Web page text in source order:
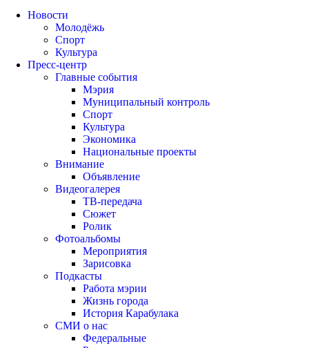
Новости
Молодёжь
Спорт
Культура
Пресс-центр
Главные события
Мэрия
Муниципальный контроль
Спорт
Культура
Экономика
Национальные проекты
Внимание
Объявление
Видеогалерея
ТВ-передача
Сюжет
Ролик
Фотоальбомы
Мероприятия
Зарисовка
Подкасты
Работа мэрии
Жизнь города
История Карабулака
СМИ о нас
Федеральные